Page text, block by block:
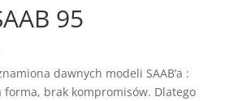
95
dawnych modeli SAAB’a :
forma, brak kompromisów. Dlatego